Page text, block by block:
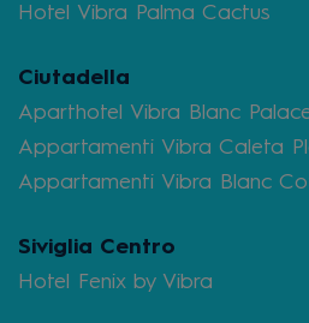
Hotel Vibra Palma Cactus
Ciutadella
Aparthotel Vibra Blanc
Appartamenti Vibra Caleta
Appartamenti Vibra Blanc
Siviglia Centro
Hotel Fenix by Vibra